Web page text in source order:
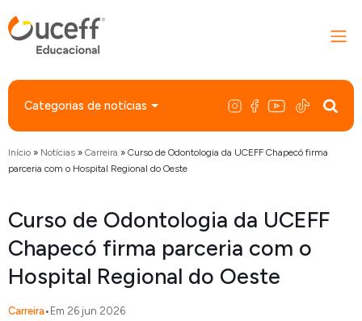
Categorias de notícias
Início» Notícias» Carreira » Curso de Odontologia da UCEFF Chapecó firma
parceria com o Hospital Regional do Oeste
Curso de Odontologia da UCEFF
Chapecó firma parceria com o
Hospital Regional do Oeste
Carreira• Em 26 jun 2026